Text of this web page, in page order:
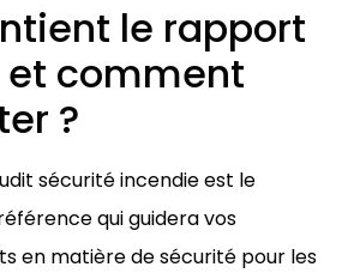
le rapport
et comment
?
sécurité incendie est le
qui guidera vos
en matière de sécurité pour les